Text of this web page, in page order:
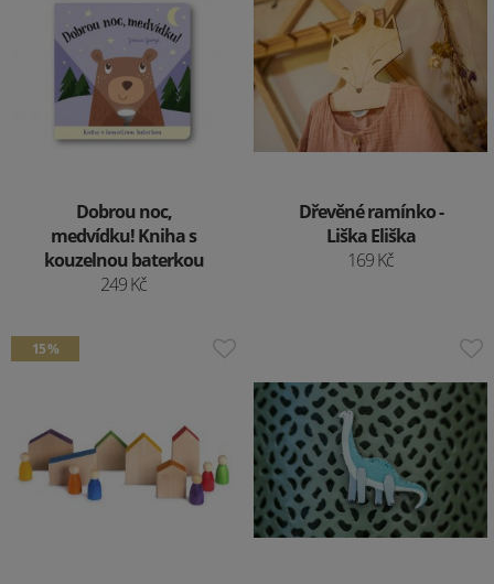
Dobrou noc,
medvídku! Kniha s
kouzelnou baterkou
249 Kč
Dřevěné ramínko -
Liška Eliška
169 Kč
15 %